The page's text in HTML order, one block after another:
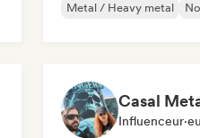
Metal / Heavy metal
Casal